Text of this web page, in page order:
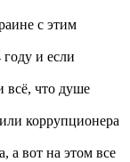
с этим
и если
всё, что душе
коррупционера
а вот на этом все